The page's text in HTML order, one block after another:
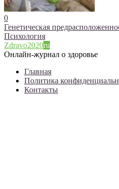
0
Генетическая
Психология
Zdravo2020ru
Онлайн-журнал о здоровье
Главная
Политика
Контакты